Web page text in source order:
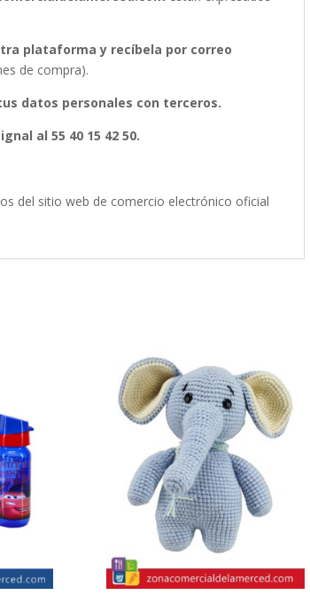
plataforma y recíbela por correo
de compra).
datos personales con terceros.
al 55 40 15 42 50.
del sitio web de comercio electrónico oficial